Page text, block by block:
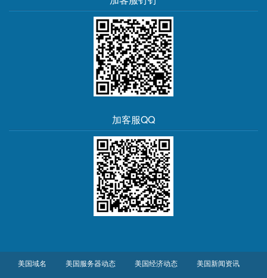
加客服QQ
美国域名 美国服务器动态 美国经济动态 美国新闻资讯